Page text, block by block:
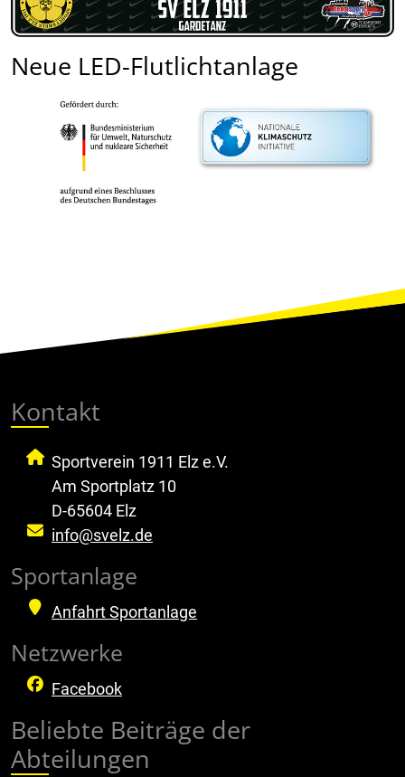
Neue LED-Flutlichtanlage
Kontakt
Sportverein 1911 Elz e.V.
Am Sportplatz 10
D-65604 Elz
info@svelz.de
Sportanlage
Anfahrt Sportanlage
Netzwerke
Facebook
Beliebte Beiträge der
Abteilungen